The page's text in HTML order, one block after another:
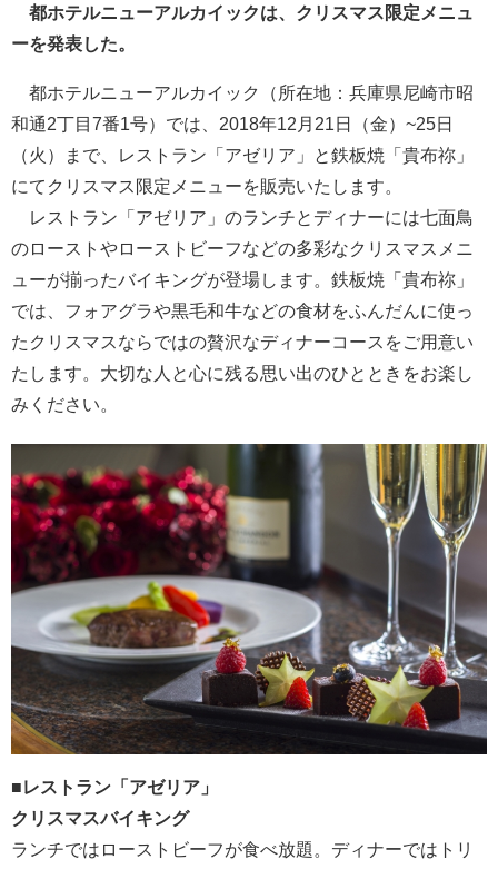
都ホテルニューアルカイックは、クリスマス限定メニュ
ーを発表した。
都ホテルニューアルカイック（所在地：兵庫県尼崎市昭
和通2丁目7番1号）では、2018年12月21日（金）~25日
（火）まで、レストラン「アゼリア」と鉄板焼「貴布祢」
にてクリスマス限定メニューを販売いたします。
レストラン「アゼリア」のランチとディナーには七面鳥
のローストやローストビーフなどの多彩なクリスマスメニ
ューが揃ったバイキングが登場します。鉄板焼「貴布祢」
では、フォアグラや黒毛和牛などの食材をふんだんに使っ
たクリスマスならではの贅沢なディナーコースをご用意い
たします。大切な人と心に残る思い出のひとときをお楽し
みください。
■レストラン「アゼリア」
クリスマスバイキング
ランチではローストビーフが食べ放題。ディナーではトリ